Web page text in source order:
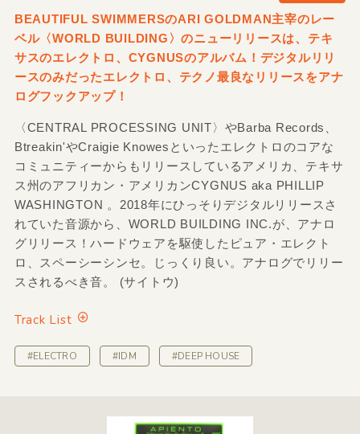
BEAUTIFUL SWIMMERSのARI GOLDMAN主宰のレー
ベル〈WORLD BUILDING〉のニューリリースは、テキ
サスのエレクトロ、CYGNUSのアルバム！デジタルリリ
ースのみだったエレクトロ、テクノ最良なリリースをアナ
ログフックアップ！
〈CENTRAL PROCESSING UNIT〉やBarba Records、
Btreakin'やCraigie Knowesといったエレクトロのコアな
コミュニティーからもリリースしているアメリカ、テキサ
ス州のアフリカン・アメリカンCYGNUS aka PHILLIP
WASHINGTON 。2018年にひっそりデジタルリリースさ
れていた音源から、WORLD BUILDING INC.が、アナロ
グリリース！ハードウェアを駆使したピュア・エレクト
ロ、スペーシーシンセ。じっくり良い。アナログでリリー
スされるべき音。 (サイトウ)
Track List
#ELECTRO #IDM #DEEP HOUSE